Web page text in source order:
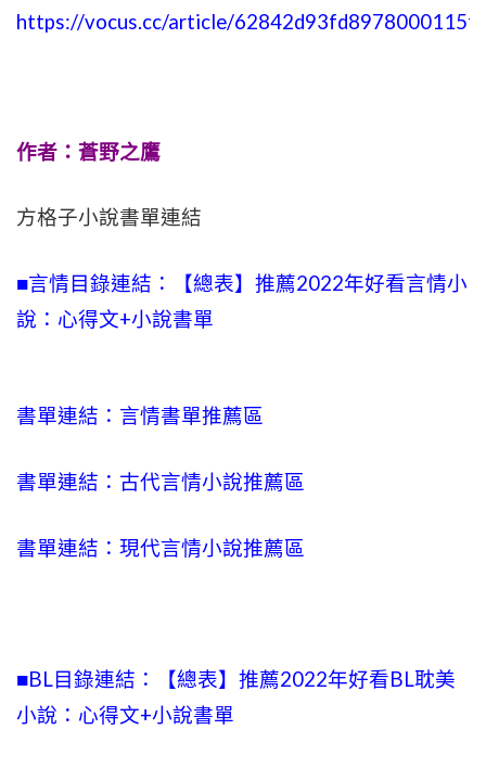
https://vocus.cc/article/
作者：蒼野之鷹
方格子小說書單連結
■言情目錄連結：【總表】推薦2022年好看言情小
說：心得文+小說書單
書單連結：言情書單推薦區
書單連結：古代言情小說推薦區
書單連結：現代言情小說推薦區
■BL目錄連結：【總表】推薦2022年好看BL耽美
小說：心得文+小說書單